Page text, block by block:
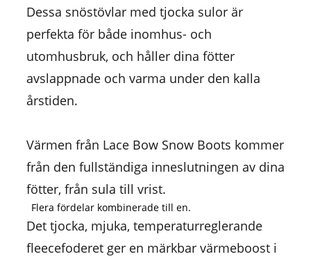
Dessa snöstövlar med tjocka sulor är
perfekta för både inomhus- och
utomhusbruk, och håller dina fötter
avslappnade och varma under den kalla
årstiden.
Värmen från Lace Bow Snow Boots kommer
från den fullständiga inneslutningen av dina
fötter, från sula till vrist.
Flera fördelar kombinerade till en.
Det tjocka, mjuka, temperaturreglerande
fleecefoderet ger en märkbar värmeboost i